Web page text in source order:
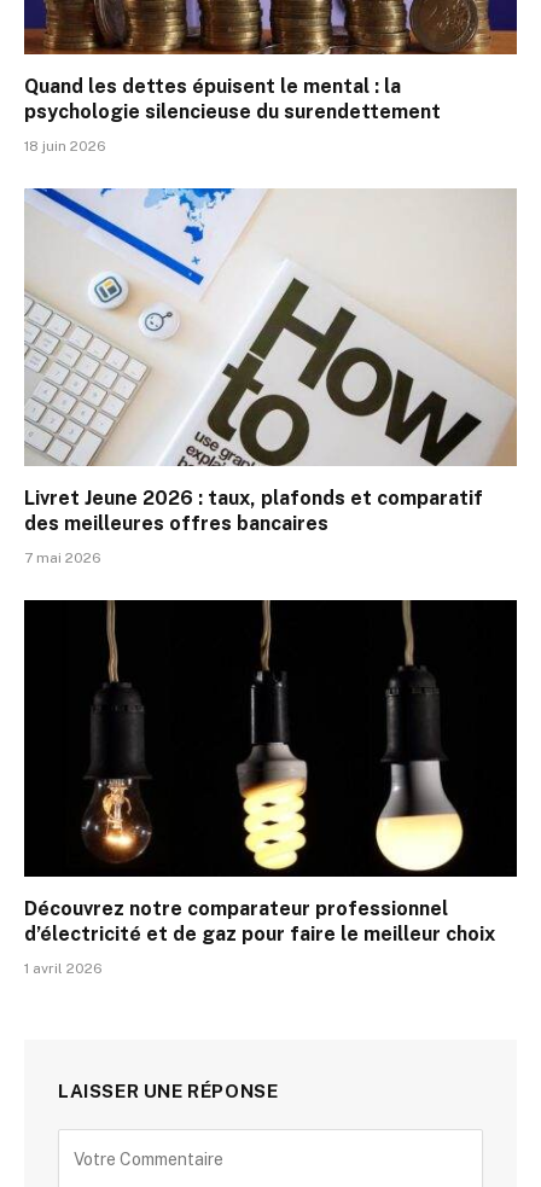
Quand les dettes épuisent le mental : la
psychologie silencieuse du surendettement
18 juin 2026
Livret Jeune 2026 : taux, plafonds et comparatif
des meilleures offres bancaires
7 mai 2026
Découvrez notre comparateur professionnel
d’électricité et de gaz pour faire le meilleur choix
1 avril 2026
LAISSER UNE RÉPONSE